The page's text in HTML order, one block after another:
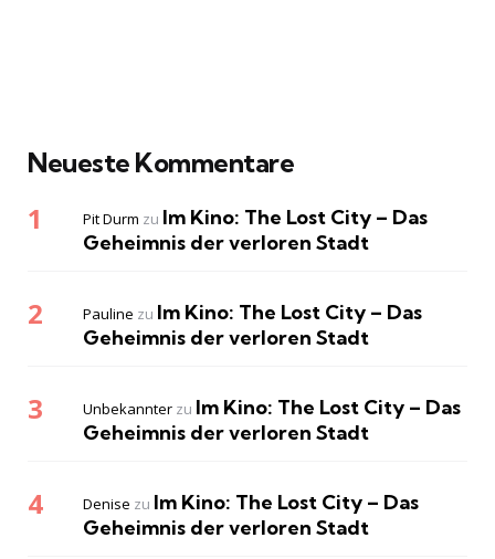
Neueste Kommentare
Pit Durm zu Im Kino: The Lost City – Das
Geheimnis der verloren Stadt
Pauline zu Im Kino: The Lost City – Das
Geheimnis der verloren Stadt
Unbekannter zu Im Kino: The Lost City – Das
Geheimnis der verloren Stadt
Denise zu Im Kino: The Lost City – Das
Geheimnis der verloren Stadt